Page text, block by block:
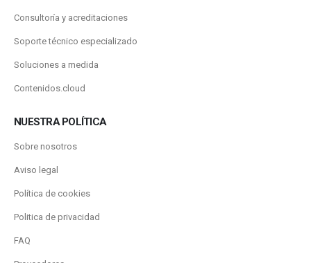
Consultoría y acreditaciones
Soporte técnico especializado
Soluciones a medida
Contenidos.cloud
NUESTRA POLÍTICA
Sobre nosotros
Aviso legal
Política de cookies
Politica de privacidad
FAQ